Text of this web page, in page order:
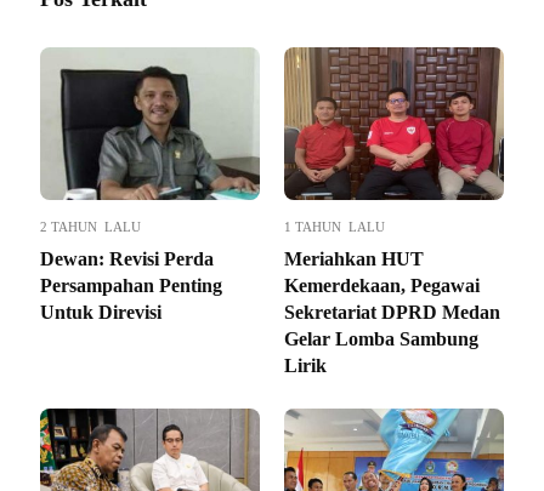
2 TAHUN LALU
Dewan: Revisi Perda
Persampahan Penting
Untuk Direvisi
1 TAHUN LALU
Meriahkan HUT
Kemerdekaan, Pegawai
Sekretariat DPRD Medan
Gelar Lomba Sambung
Lirik